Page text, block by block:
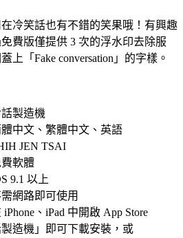
冷笑話也有不錯的笑果哦！有興趣
費版僅提供 3 次的浮水印去除服
上「Fake conversation」的字樣。
製造機
中文、繁體中文、英語
JEN TSAI
軟體
9.1 以上
網路即可使用
iPhone、iPad 中開啟 App Store
造機」即可下載安裝，或